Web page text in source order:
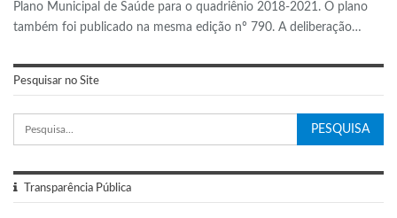
Plano Municipal de Saúde para o quadriênio 2018-2021. O plano
também foi publicado na mesma edição nº 790. A deliberação…
Pesquisar no Site
Transparência Pública